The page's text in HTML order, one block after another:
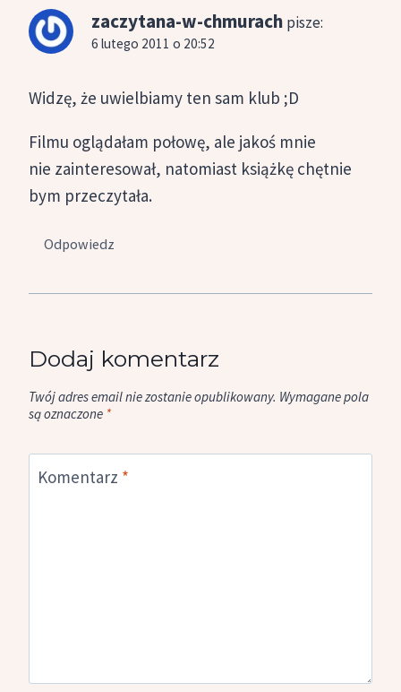
zaczytana-w-chmurach pisze:
6 lutego 2011 o 20:52
Widzę, że uwielbiamy ten sam klub ;D
Filmu oglądałam połowę, ale jakoś mnie
nie zainteresował, natomiast książkę chętnie
bym przeczytała.
Odpowiedz
Dodaj komentarz
Twój adres email nie zostanie opublikowany. Wymagane pola
są oznaczone *
Komentarz *